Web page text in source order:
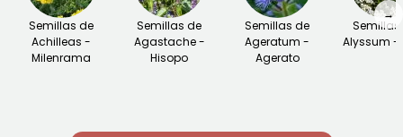
Semillas de
Achilleas -
Milenrama
Semillas de
Agastache -
Hisopo
Semillas de
Ageratum -
Agerato
Semillas
Alyssum -
→